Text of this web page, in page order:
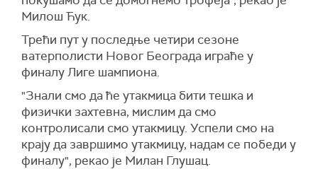
Милош Ћук.
Трећи пут у последње четири сезоне
ватерполисти Новог Београда играће у
финалу Лиге шампиона.
"Знали смо да ће утакмица бити тешка и
физички захтевна, мислим да смо
контролисали смо утакмицу. Успели смо на
крају да завршимо утакмицу, надам се победи у
финалу", рекао је Милан Глушац.